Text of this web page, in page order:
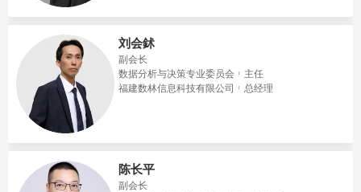
刘会鉥
副会长
数据分析与决策专业委员会
主任
福建数林信息科技有限公司
总经理
陈长平
副会长